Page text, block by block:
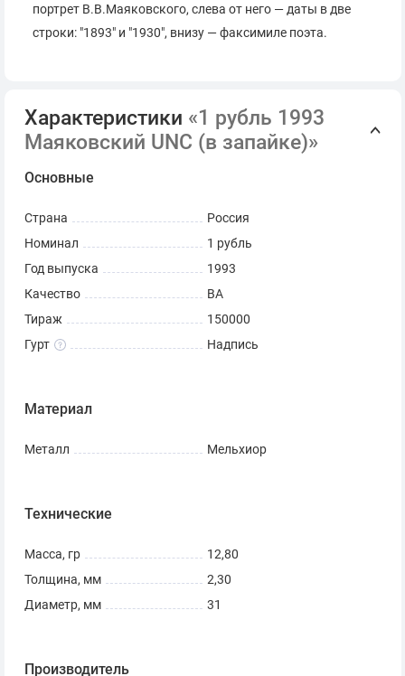
портрет В.В.Маяковского, слева от него — даты в две
строки: "1893" и "1930", внизу — факсимиле поэта.
Характеристики «1 рубль 1993
Маяковский UNC (в запайке)»
Основные
Страна
Россия
Номинал
1 рубль
Год выпуска
1993
Качество
ВА
Тираж
150000
Гурт
Надпись
Материал
Металл Мельхиор
Технические
Масса, гр
12,80
Толщина, мм
2,30
Диаметр, мм
31
Производитель